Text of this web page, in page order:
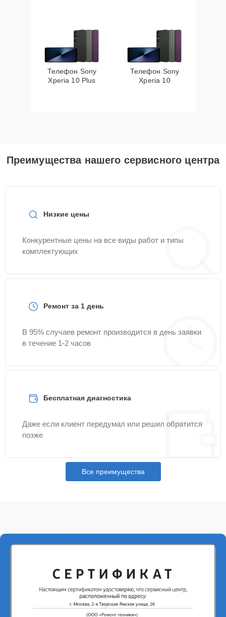
Телефон Sony
Xperia 10 Plus
Телефон Sony
Xperia 10
Преимущества нашего сервисного центра
Низкие цены
Конкурентные цены на все виды работ и типы
комплектующих
Ремонт за 1 день
В 95% случаев ремонт производится в день заявки
в течение 1-2 часов
Бесплатная диагностика
Даже если клиент передумал или решил обратится
позже
Все преимущества